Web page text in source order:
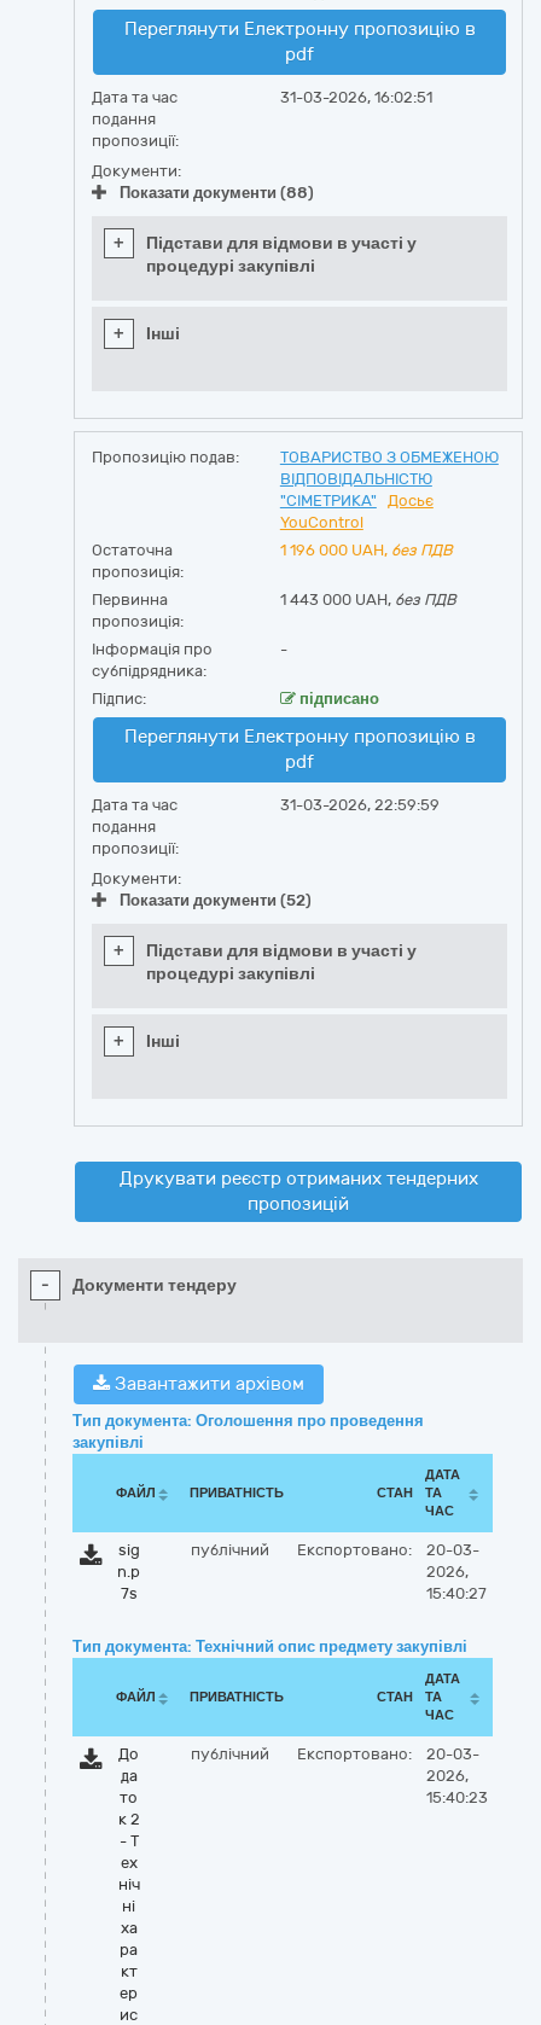
Переглянути Електронну пропозицію в
pdf
Дата та час
подання
пропозиції:
31-03-2026, 16:02:51
Документи:
Показати документи (88)
+
Підстави для відмови в участі у
процедурі закупівлі
+ Інші
Пропозицію подав:
ТОВАРИСТВО З ОБМЕЖЕНОЮ
ВІДПОВІДАЛЬНІСТЮ
"СІМЕТРИКА"
Досьє
YouControl
Остаточна
пропозиція:
1 196 000 UAH, без ПДВ
Первинна
пропозиція:
1 443 000 UAH, без ПДВ
Інформація про
субпідрядника:
-
Підпис: підписано
Переглянути Електронну пропозицію в
pdf
Дата та час
подання
пропозиції:
31-03-2026, 22:59:59
Документи:
Показати документи (52)
+
Підстави для відмови в участі у
процедурі закупівлі
+ Інші
Друкувати реєстр отриманих тендерних
пропозицій
- Документи тендеру
Завантажити архівом
Тип документа: Оголошення про проведення
закупівлі
ФАЙЛ ПРИВАТНІСТЬ СТАН
ДАТА
ТА
ЧАС
sig
n.p
7s
публічний Експортовано:
20-03-
2026,
15:40:27
Тип документа: Технічний опис предмету закупівлі
ФАЙЛ ПРИВАТНІСТЬ СТАН
ДАТА
ТА
ЧАС
До
да
то
к 2
- Т
ех
ніч
ні
ха
ра
кт
ер
ис
публічний Експортовано:
20-03-
2026,
15:40:23